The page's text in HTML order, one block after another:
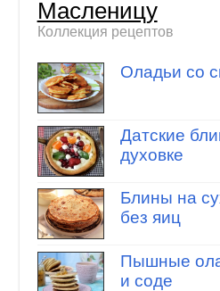
Масленицу
Коллекция рецептов
Оладьи со
Датские
духовке
Блины на
без яиц
Пышные
и соде